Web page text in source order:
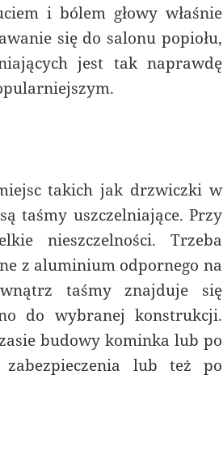
i bólem głowy właśnie
się do salonu popiołu,
jest tak naprawdę
takich jak drzwiczki w
taśmy uszczelniające. Przy
nieszczelności. Trzeba
z aluminium odpornego na
taśmy znajduje się
do wybranej konstrukcji.
budowy kominka lub po
lub też po